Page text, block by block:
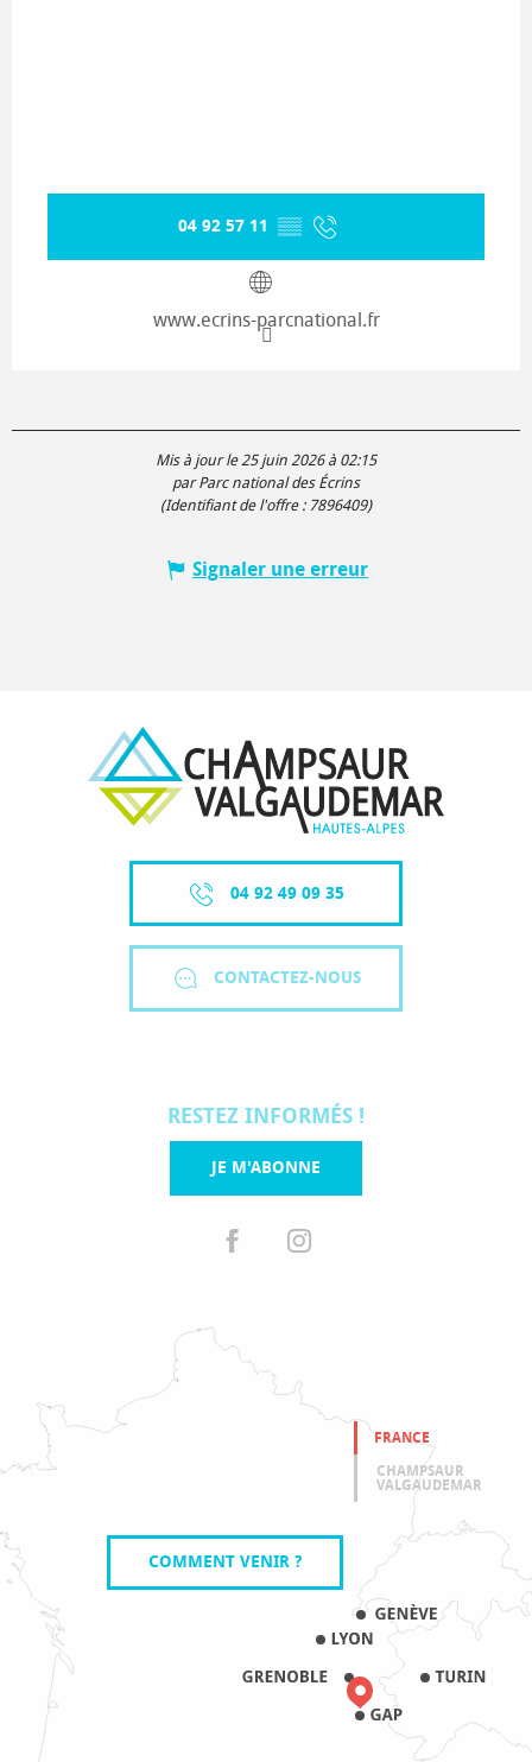
04 92 57 11 ▒▒
www.ecrins-parcnational.fr
Mis à jour le 25 juin 2026 à 02:15
par Parc national des Écrins
(Identifiant de l'offre : 7896409)
Signaler une erreur
04 92 49 09 35
CONTACTEZ-NOUS
RESTEZ INFORMÉS !
JE M'ABONNE
FRANCE
CHAMPSAUR
VALGAUDEMAR
COMMENT VENIR ?